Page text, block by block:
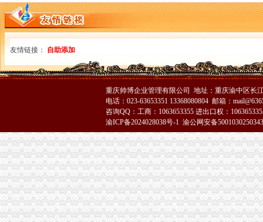
青岛开票-青岛票-青岛发票税务代理中心-
个体户税费却越来越高,可否只注销国税呀？_重庆包听|E都市
【58同城】青岛公司注销服务_公司注销代理_公司注销费用
重庆注销分公司
提质增效逆势增长重庆国企大力推进供给侧结构改革--重庆视窗--人
万盛经济技术开发区烟草专卖局2017年4月许可证注销况-重庆市烟
重庆处置P2P违规业务_金融频道_财新网
贵12家不合格旅行社其经营许可证将被注销_房产资讯-贵房天下
因撤销重庆市市政委谭大辉的市政委主任职务自然终止-今日重庆-华龙网
工商动态
全市代理注销分公司区县局信用信息化岗位大练抽考和竞赛正式开考
高新区局围绕“三项重点工作、两项突破工作”代办注销分公司谋划2007年工作
国家工商总局市重庆注销税务场司领导到观音桥农贸市场视察工作
万州局重庆分公司注销全力服务地方经济
郭翔副局长、重庆分公司注销高印平副巡视员率领直属局组织企业赴万州开展
北碚局代理注销分公司缙云工商所五项措施推进工商所12315分类监管平台应用
友情链接： 自助添加
重庆帅博企业管理有限公司 地址：重庆渝中区长
电话：023-63653351 13368080804 邮箱：
咨询QQ：工商：1063653355 进出口权：
渝ICP备2024028038号-1 渝公网安备